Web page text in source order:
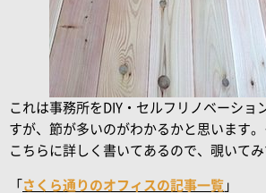
これは事務所をDIY・セルフリノベーショ
すが、節が多いのがわかるかと思います
こちらに詳しく書いてあるので、覗いてみ
「 さくら通りのオフィスの記事一覧 」